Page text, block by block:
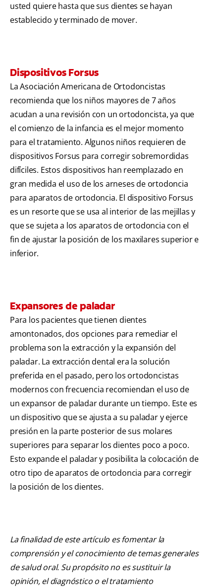
usted quiere hasta que sus dientes se hayan
establecido y terminado de mover.
Dispositivos Forsus
La Asociación Americana de Ortodoncistas
recomienda que los niños mayores de 7 años
acudan a una revisión con un ortodoncista, ya que
el comienzo de la infancia es el mejor momento
para el tratamiento. Algunos niños requieren de
dispositivos Forsus para corregir sobremordidas
difíciles. Estos dispositivos han reemplazado en
gran medida el uso de los arneses de ortodoncia
para aparatos de ortodoncia. El dispositivo Forsus
es un resorte que se usa al interior de las mejillas y
que se sujeta a los aparatos de ortodoncia con el
fin de ajustar la posición de los maxilares superior e
inferior.
Expansores de paladar
Para los pacientes que tienen dientes
amontonados, dos opciones para remediar el
problema son la extracción y la expansión del
paladar. La extracción dental era la solución
preferida en el pasado, pero los ortodoncistas
modernos con frecuencia recomiendan el uso de
un expansor de paladar durante un tiempo. Este es
un dispositivo que se ajusta a su paladar y ejerce
presión en la parte posterior de sus molares
superiores para separar los dientes poco a poco.
Esto expande el paladar y posibilita la colocación de
otro tipo de aparatos de ortodoncia para corregir
la posición de los dientes.
La finalidad de este artículo es fomentar la
comprensión y el conocimiento de temas generales
de salud oral. Su propósito no es sustituir la
opinión, el diagnóstico o el tratamiento